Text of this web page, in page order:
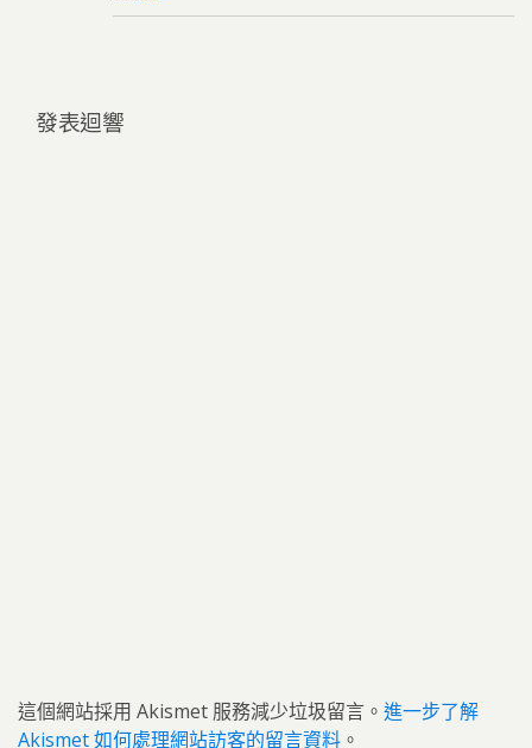
發表迴響
這個網站採用 Akismet 服務減少垃圾留言。 進一步了解
Akismet 如何處理網站訪客的留言資料 。